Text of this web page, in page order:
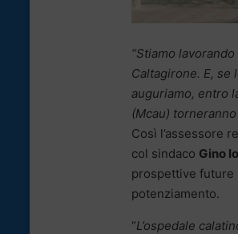
“Stiamo
Caltagirone. E,
auguriamo, entro
(Mcau)
Così l’assessore
col sindaco Gino
prospettive future
potenziamento.
“L’ospedale